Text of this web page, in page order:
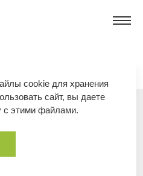
cookie для хранения
сайт, вы даете
с этими файлами.